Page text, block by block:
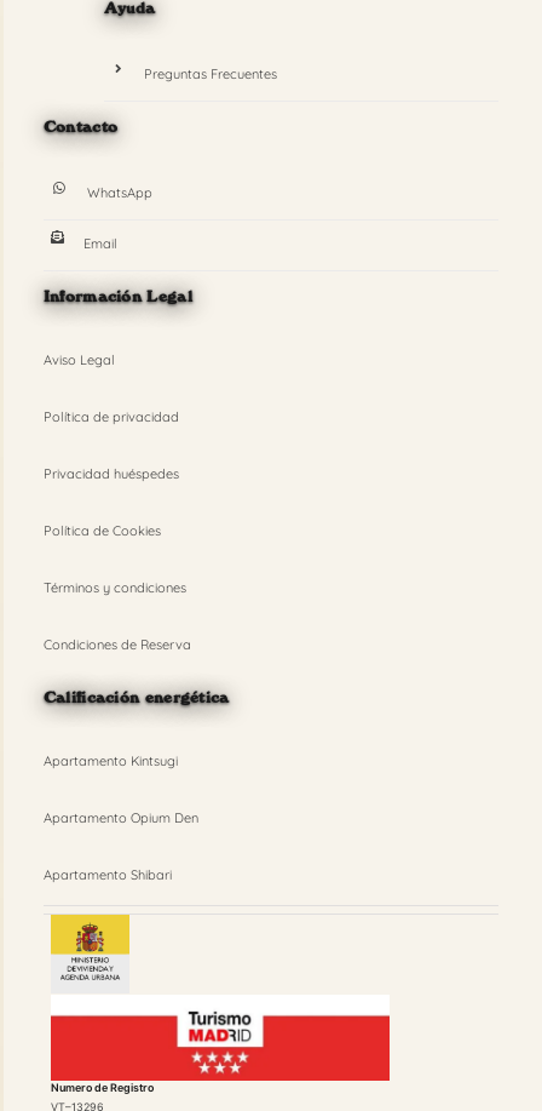
Ayuda
Preguntas Frecuentes
Contacto
WhatsApp
Email
Información Legal
Aviso Legal
Política de privacidad
Privacidad huéspedes
Política de Cookies
Términos y condiciones
Condiciones de Reserva
Calificación energética
Apartamento Kintsugi
Apartamento Opium Den
Apartamento Shibari
Numero de Registro
VT–13296